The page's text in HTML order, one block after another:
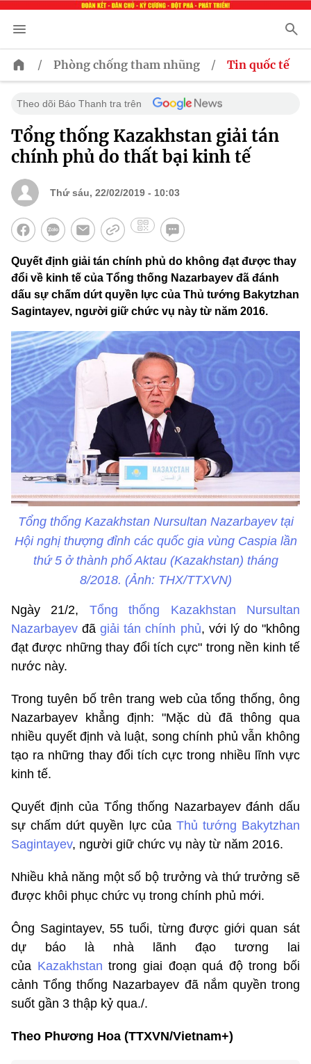
/ Phòng chống tham nhũng / Tin quốc tế
Theo dõi Báo Thanh tra trên
Tổng thống Kazakhstan giải tán
chính phủ do thất bại kinh tế
Thứ sáu, 22/02/2019 - 10:03
Quyết định giải tán chính phủ do không đạt được thay
đổi về kinh tế của Tổng thống Nazarbayev đã đánh
dấu sự chấm dứt quyền lực của Thủ tướng Bakytzhan
Sagintayev, người giữ chức vụ này từ năm 2016.
Tổng thống Kazakhstan Nursultan Nazarbayev tại
Hội nghị thượng đỉnh các quốc gia vùng Caspia lần
thứ 5 ở thành phố Aktau (Kazakhstan) tháng
8/2018. (Ảnh: THX/TTXVN)
Ngày 21/2, Tổng thống Kazakhstan Nursultan
Nazarbayev đãgiải tán chính phủ, với lý do "không
đạt được những thay đổi tích cực" trong nền kinh tế
nước này.
Trong tuyên bố trên trang web của tổng thống, ông
Nazarbayev khẳng định: "Mặc dù đã thông qua
nhiều quyết định và luật, song chính phủ vẫn không
tạo ra những thay đổi tích cực trong nhiều lĩnh vực
kinh tế.
Quyết định của Tổng thống Nazarbayev đánh dấu
sự chấm dứt quyền lực của Thủ tướng Bakytzhan
Sagintayev, người giữ chức vụ này từ năm 2016.
Nhiều khả năng một số bộ trưởng và thứ trưởng sẽ
được khôi phục chức vụ trong chính phủ mới.
Ông Sagintayev, 55 tuổi, từng được giới quan sát
dự báo là nhà lãnh đạo tương lai
của Kazakhstan trong giai đoạn quá độ trong bối
cảnh Tổng thống Nazarbayev đã nắm quyền trong
suốt gần 3 thập kỷ qua./.
Theo Phương Hoa (TTXVN/Vietnam+)